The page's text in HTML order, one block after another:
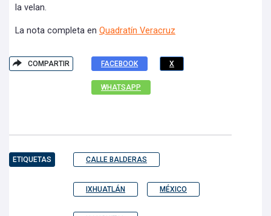
la velan.
La nota completa en Quadratín Veracruz
COMPARTIR FACEBOOK X
WHATSAPP
ETIQUETAS CALLE BALDERAS
IXHUATLÁN MÉXICO